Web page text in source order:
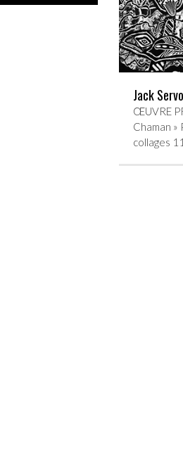
Jack
ŒUVRE
Chaman
collages